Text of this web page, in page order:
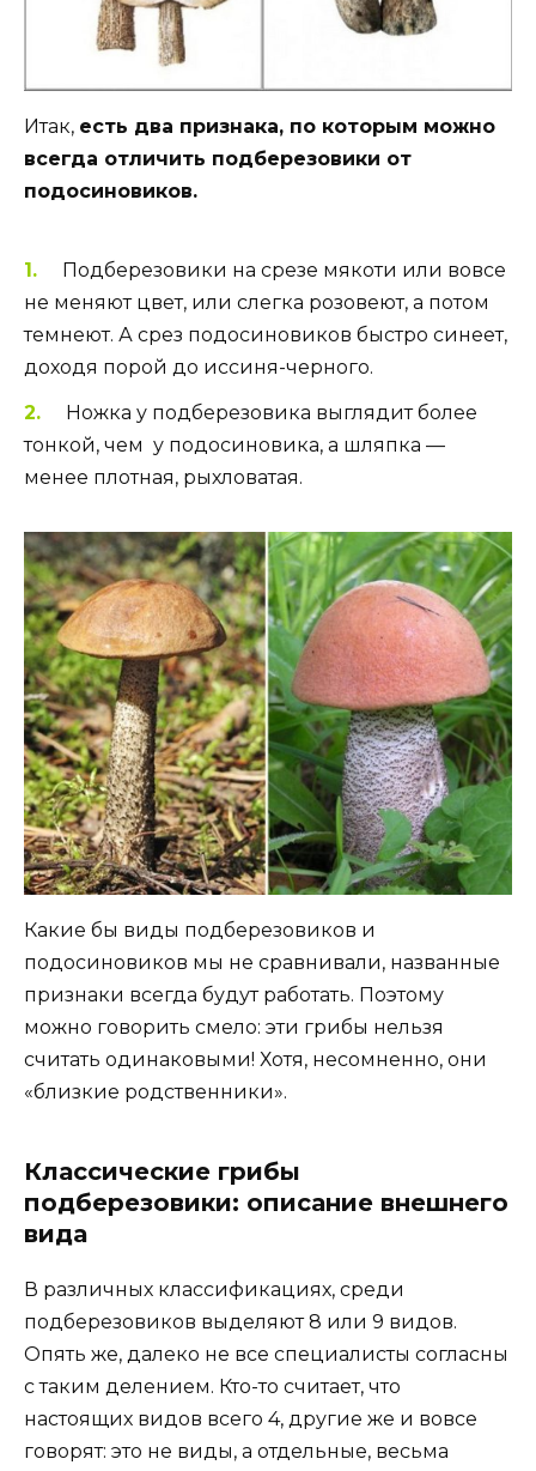
Итак, есть два признака, по которым можно
всегда отличить подберезовики от
подосиновиков.
Подберезовики на срезе мякоти или вовсе
не меняют цвет, или слегка розовеют, а потом
темнеют. А срез подосиновиков быстро синеет,
доходя порой до иссиня-черного.
Ножка у подберезовика выглядит более
тонкой, чем у подосиновика, а шляпка —
менее плотная, рыхловатая.
Какие бы виды подберезовиков и
подосиновиков мы не сравнивали, названные
признаки всегда будут работать. Поэтому
можно говорить смело: эти грибы нельзя
считать одинаковыми! Хотя, несомненно, они
«близкие родственники».
Классические грибы
подберезовики: описание внешнего
вида
В различных классификациях, среди
подберезовиков выделяют 8 или 9 видов.
Опять же, далеко не все специалисты согласны
с таким делением. Кто-то считает, что
настоящих видов всего 4, другие же и вовсе
говорят: это не виды, а отдельные, весьма